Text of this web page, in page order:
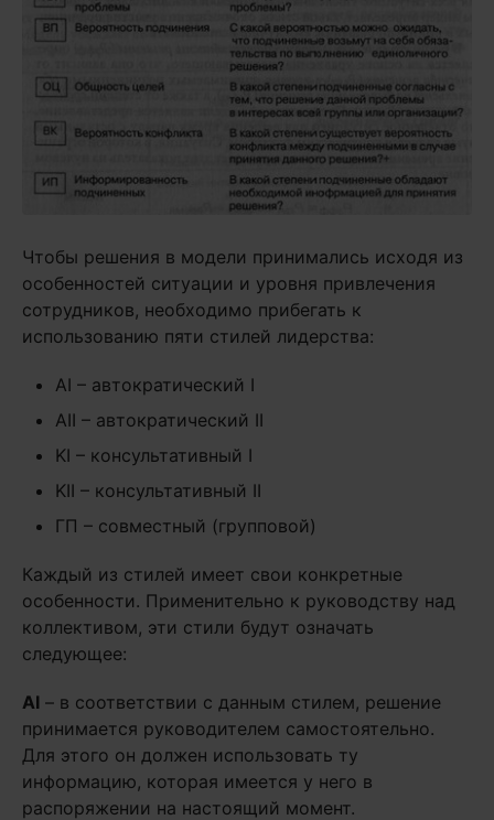
Чтобы решения в модели принимались исходя из
особенностей ситуации и уровня привлечения
сотрудников, необходимо прибегать к
использованию пяти стилей лидерства:
AI – автократический I
AII – автократический II
KI – консультативный I
KII – консультативный II
ГП – совместный (групповой)
Каждый из стилей имеет свои конкретные
особенности. Применительно к руководству над
коллективом, эти стили будут означать
следующее:
AI – в соответствии с данным стилем, решение
принимается руководителем самостоятельно.
Для этого он должен использовать ту
информацию, которая имеется у него в
распоряжении на настоящий момент.